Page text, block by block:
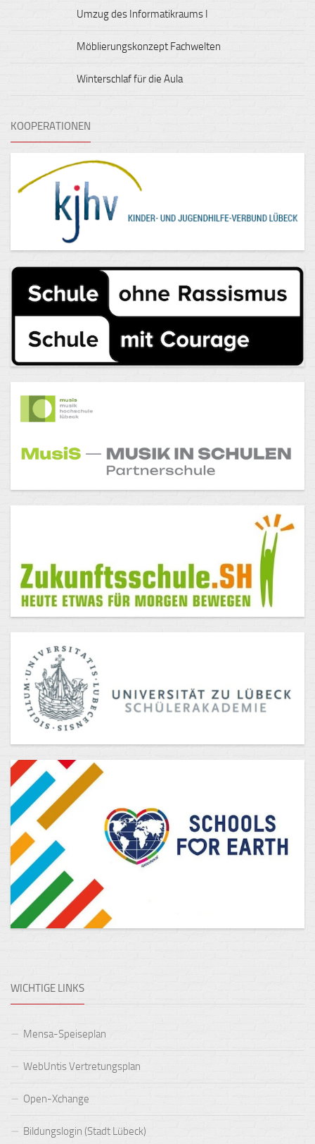
Umzug des Informatikraums I
Möblierungskonzept Fachwelten
Winterschlaf für die Aula
KOOPERATIONEN
WICHTIGE LINKS
Mensa-Speiseplan
WebUntis Vertretungsplan
Open-Xchange
Bildungslogin (Stadt Lübeck)